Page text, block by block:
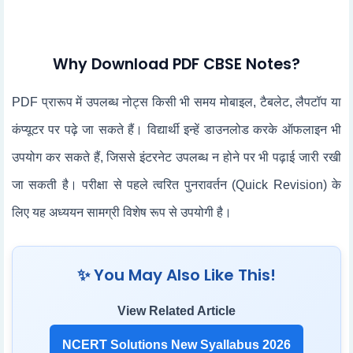
Why Download PDF CBSE Notes?
PDF प्रारूप में उपलब्ध नोट्स किसी भी समय मोबाइल, टैबलेट, लैपटॉप या
कंप्यूटर पर पढ़े जा सकते हैं। विद्यार्थी इन्हें डाउनलोड करके ऑफलाइन भी
उपयोग कर सकते हैं, जिससे इंटरनेट उपलब्ध न होने पर भी पढ़ाई जारी रखी
जा सकती है। परीक्षा से पहले त्वरित पुनरावर्तन (Quick Revision) के
लिए यह अध्ययन सामग्री विशेष रूप से उपयोगी है।
✨ You May Also Like This!
View Related Article
NCERT Solutions New Syallabus 2026